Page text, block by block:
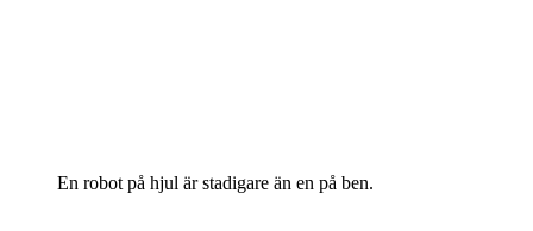
En robot på hjul är stadigare än en på ben.